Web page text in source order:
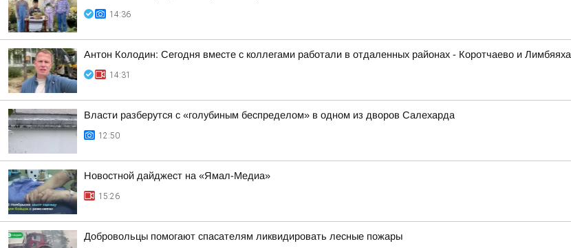
14:36
Антон Колодин: Сегодня вместе с коллегами работали в отдаленных районах - Коротчаево и Лимбяяха
14:31
Власти разберутся с «голубиным беспределом» в одном из дворов Салехарда
12:50
Новостной дайджест на «Ямал-Медиа»
15:26
Добровольцы помогают спасателям ликвидировать лесные пожары